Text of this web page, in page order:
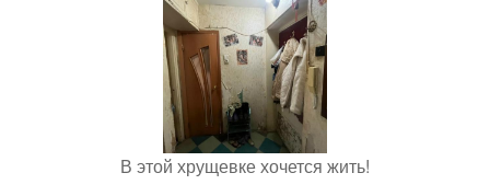
В этой хрущевке хочется жить!